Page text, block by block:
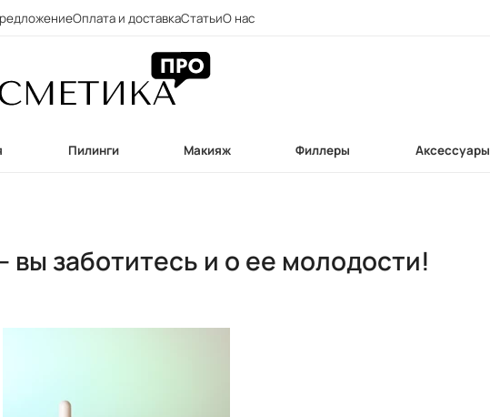
Оплата и доставкаСтатьиО нас
Пилинги Макияж Филлеры Аксессуары
вы заботитесь и о ее молодости!